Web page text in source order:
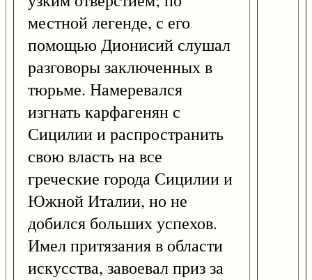
местной легенде, с его
помощью Дионисий слушал
разговоры заключенных в
тюрьме. Намеревался
изгнать карфагенян с
Сицилии и распространить
свою власть на все
греческие города Сицилии и
Южной Италии, но не
добился больших успехов.
Имел притязания в области
искусства, завоевал приз за